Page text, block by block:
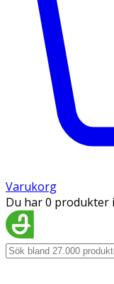
Varukorg
Du har 0 produkter